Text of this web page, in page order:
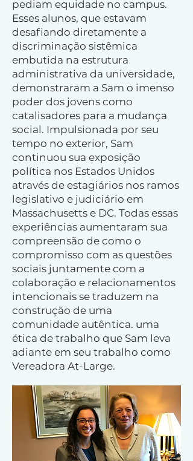
pediam equidade no campus.
Esses alunos, que estavam
desafiando diretamente a
discriminação sistêmica
embutida na estrutura
administrativa da universidade,
demonstraram a Sam o imenso
poder dos jovens como
catalisadores para a mudança
social. Impulsionada por seu
tempo no exterior, Sam
continuou sua exposição
política nos Estados Unidos
através de estagiários nos ramos
legislativo e judiciário em
Massachusetts e DC. Todas essas
experiências aumentaram sua
compreensão de como o
compromisso com as questões
sociais juntamente com a
colaboração e relacionamentos
intencionais se traduzem na
construção de uma
comunidade autêntica. uma
ética de trabalho que Sam leva
adiante em seu trabalho como
Vereadora At-Large.